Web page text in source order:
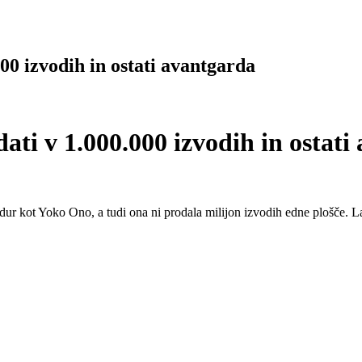
izvodih in ostati avantgarda
v 1.000.000 izvodih in ostati
kot Yoko Ono, a tudi ona ni prodala milijon izvodih edne plošče.